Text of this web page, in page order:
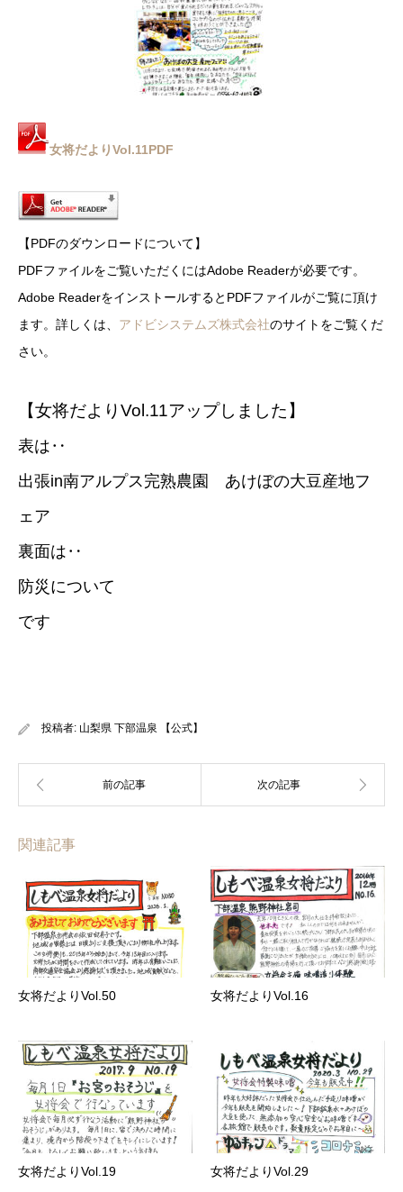
女将だよりVol.11PDF
【PDFのダウンロードについて】
PDFファイルをご覧いただくにはAdobe Readerが必要です。
Adobe ReaderをインストールするとPDFファイルがご覧に頂け
ます。詳しくは、 アドビシステムズ株式会社のサイトをご覧くだ
さい。
【女将だよりVol.11アップしました】
表は‥
出張in南アルプス完熟農園 あけぼの大豆産地フ
ェア
裏面は‥
防災について
です
投稿者: 山梨県 下部温泉 【公式】
関連記事
女将だよりVol.50 女将だよりVol.16
女将だよりVol.19 女将だよりVol.29